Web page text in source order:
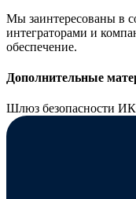
Мы заинтересованы в
интеграторами и
обеспечение.
Дополнительные
Шлюз безопасности